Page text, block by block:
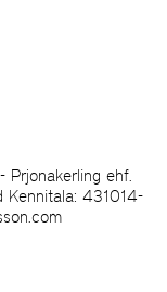
Prjonakerling ehf.
Kennitala: 431014-